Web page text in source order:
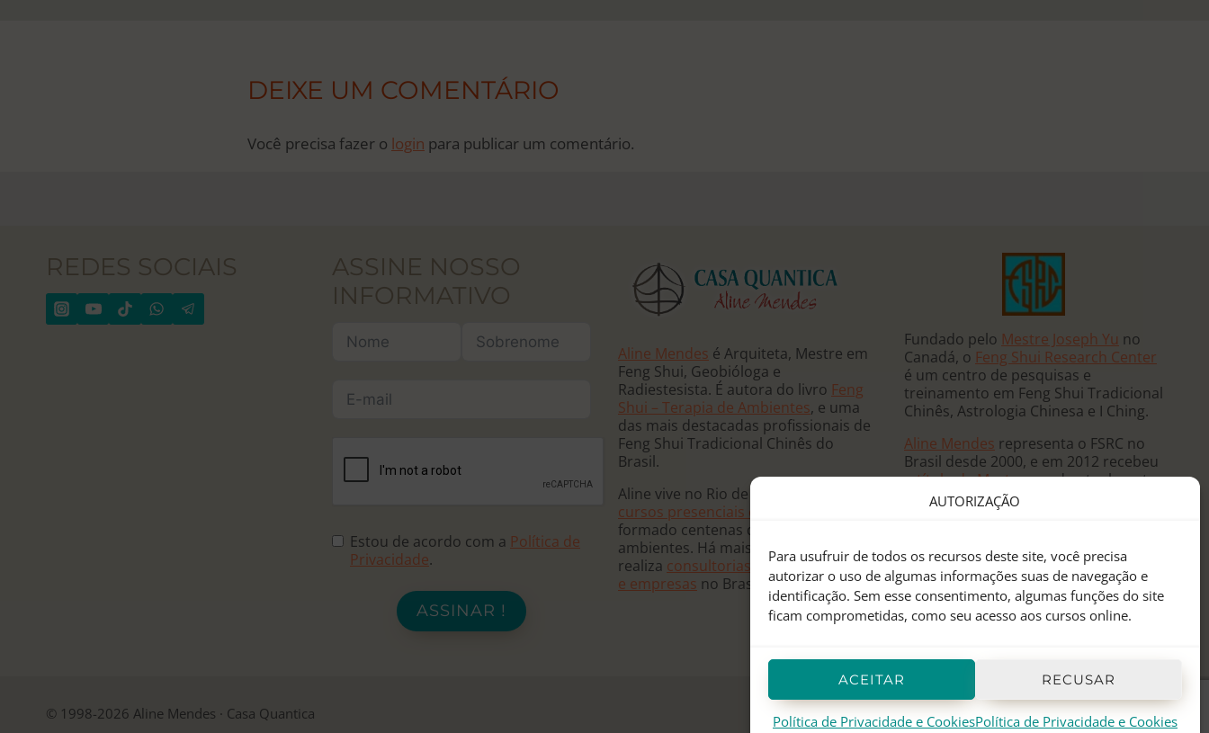
AUTORIZAÇÃO
Para usufruir de todos os recursos deste site, você precisa
autorizar o uso de algumas informações suas de navegação e
identificação. Sem esse consentimento, algumas funções do site
ficam comprometidas, como seu acesso aos cursos online.
ACEITAR RECUSAR
Política de Privacidade e CookiesPolítica de Privacidade e Cookies
DEIXE UM COMENTÁRIO
Você precisa fazer o login para publicar um comentário.
REDES SOCIAIS
ASSINE NOSSO
INFORMATIVO
Estou de acordo com a Política de
Privacidade.
ASSINAR !
Aline Mendes é Arquiteta, Mestre em
Feng Shui, Geobióloga e
Radiestesista. É autora do livro Feng
Shui – Terapia de Ambientes, e uma
das mais destacadas profissionais de
Feng Shui Tradicional Chinês do
Brasil.
Aline vive no Rio de Janeiro e ministra
cursos presenciais e online
formado centenas de terapeutas de
ambientes. Há mais de 20 anos
realiza consultorias para residências
e empresas no Brasil e no mundo.
Fundado pelo Mestre Joseph Yu no
Canadá, o Feng Shui Research Center
é um centro de pesquisas e
treinamento em Feng Shui Tradicional
Chinês, Astrologia Chinesa e I Ching.
Aline Mendes representa o FSRC no
Brasil desde 2000, e em 2012 recebeu
otítulo de Mestre, sendo atualmente
a únicaMentora Oficial
língua portuguesa.
© 1998-2026 Aline Mendes · Casa Quantica